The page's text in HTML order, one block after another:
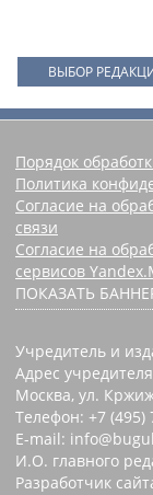
ВЫБОР
Порядок
Политика
Согласие на
связи
Согласие на
сервисов
ПОКАЗАТЬ
Учредитель и
Адрес
Москва, ул.
Телефон: +7 (495)
E-mail:
И.О. главного
Разработчик